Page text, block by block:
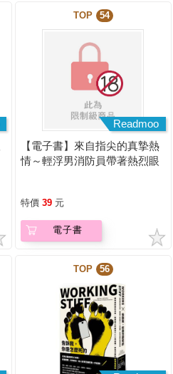
TOP 54
Readmoo
【電子書】來自指尖的真摯熱
情～輕浮男消防員帶著熱烈眼
特價 39 元
電子書
TOP 56